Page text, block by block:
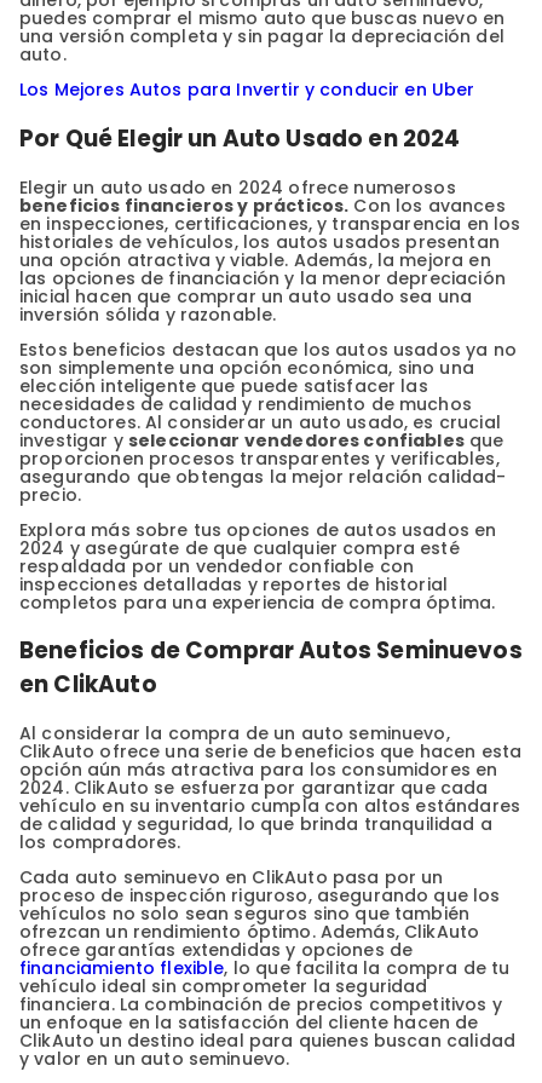
puedes comprar el mismo auto que buscas nuevo en
una versión completa y sin pagar la depreciación del
auto.
Los Mejores Autos para Invertir y conducir en Uber
Por Qué Elegir un Auto Usado en 2024
Elegir un auto usado en 2024 ofrece numerosos
beneficios financieros y prácticos. Con los avances
en inspecciones, certificaciones, y transparencia en los
historiales de vehículos, los autos usados presentan
una opción atractiva y viable. Además, la mejora en
las opciones de financiación y la menor depreciación
inicial hacen que comprar un auto usado sea una
inversión sólida y razonable.
Estos beneficios destacan que los autos usados ya no
son simplemente una opción económica, sino una
elección inteligente que puede satisfacer las
necesidades de calidad y rendimiento de muchos
conductores. Al considerar un auto usado, es crucial
investigar y seleccionar vendedores confiablesque
proporcionen procesos transparentes y verificables,
asegurando que obtengas la mejor relación calidad-
precio.
Explora más sobre tus opciones de autos usados en
2024 y asegúrate de que cualquier compra esté
respaldada por un vendedor confiable con
inspecciones detalladas y reportes de historial
completos para una experiencia de compra óptima.
Beneficios de Comprar Autos Seminuevos
en ClikAuto
Al considerar la compra de un auto seminuevo,
ClikAuto ofrece una serie de beneficios que hacen esta
opción aún más atractiva para los consumidores en
2024. ClikAuto se esfuerza por garantizar que cada
vehículo en su inventario cumpla con altos estándares
de calidad y seguridad, lo que brinda tranquilidad a
los compradores.
Cada auto seminuevo en ClikAuto pasa por un
proceso de inspección riguroso, asegurando que los
vehículos no solo sean seguros sino que también
ofrezcan un rendimiento óptimo. Además, ClikAuto
ofrece garantías extendidas y opciones de
financiamiento flexible, lo que facilita la compra de tu
vehículo ideal sin comprometer la seguridad
financiera. La combinación de precios competitivos y
un enfoque en la satisfacción del cliente hacen de
ClikAuto un destino ideal para quienes buscan calidad
y valor en un auto seminuevo.